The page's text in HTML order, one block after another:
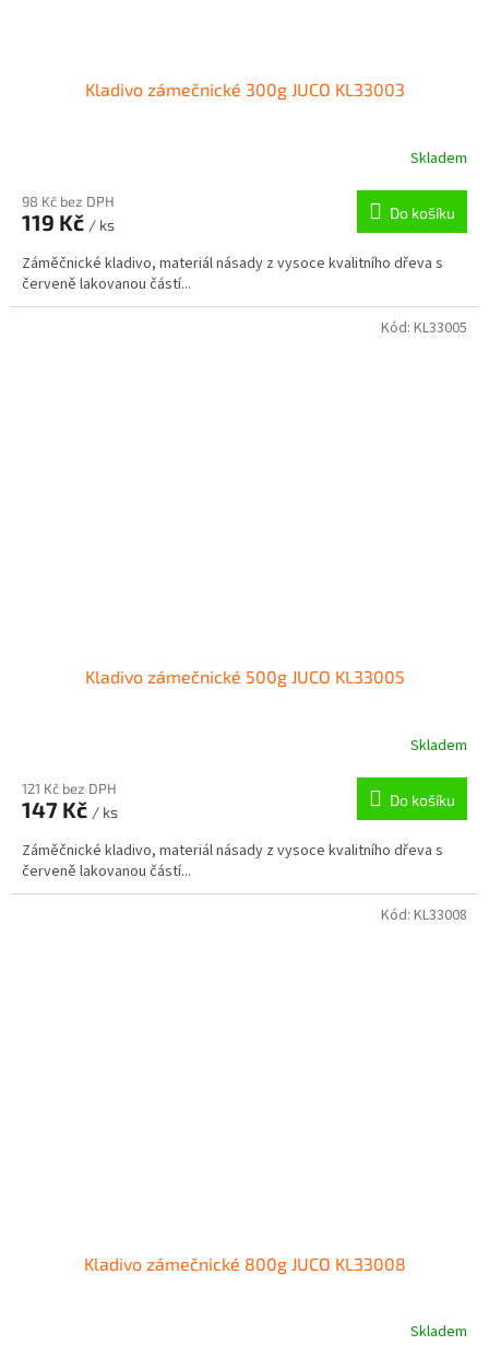
Kladivo zámečnické 300g JUCO KL33003
Skladem
98 Kč bez DPH
119 Kč / ks
Do košíku
Záměčnické kladivo, materiál násady z vysoce kvalitního dřeva s
červeně lakovanou částí...
Kladivo zámečnické 500g JUCO KL33005
Skladem
121 Kč bez DPH
147 Kč / ks
Do košíku
Záměčnické kladivo, materiál násady z vysoce kvalitního dřeva s
červeně lakovanou částí...
Kód: KL33005
Kladivo zámečnické 800g JUCO KL33008
Skladem
Kód: KL33008